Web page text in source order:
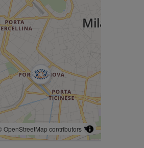
OpenStreetMap contributors